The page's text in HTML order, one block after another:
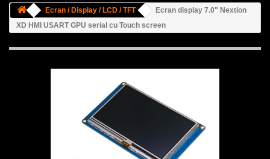
Ecran / Display / LCD / TFT
Ecran display 7.0" Nextion
XD HMI USART GPU serial cu Touch screen